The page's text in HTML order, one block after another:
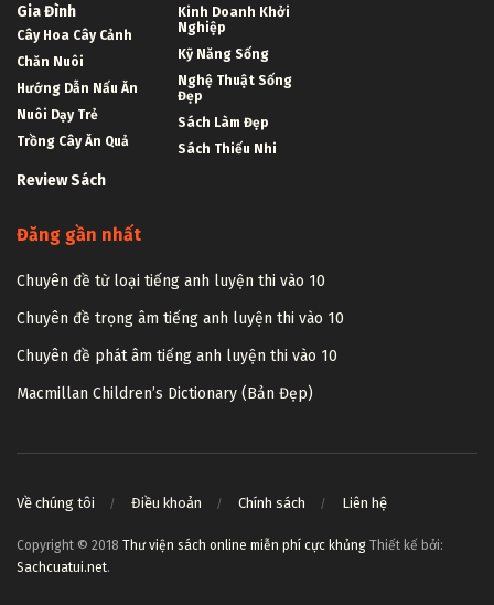
Gia Đình
Cây Hoa Cây Cảnh
Chăn Nuôi
Hướng Dẫn Nấu Ăn
Nuôi Dạy Trẻ
Trồng Cây Ăn Quả
Review Sách
Kinh Doanh Khởi
Nghiệp
Kỹ Năng Sống
Nghệ Thuật Sống
Đẹp
Sách Làm Đẹp
Sách Thiếu Nhi
Đăng gần nhất
Chuyên đề từ loại tiếng anh luyện thi vào 10
Chuyên đề trọng âm tiếng anh luyện thi vào 10
Chuyên đề phát âm tiếng anh luyện thi vào 10
Macmillan Children’s Dictionary (Bản Đẹp)
Về chúng tôi Điều khoản Chính sách Liên hệ
Copyright © 2018 Thư viện sách online miễn phí cực khủng Thiết kế bởi:
Sachcuatui.net.